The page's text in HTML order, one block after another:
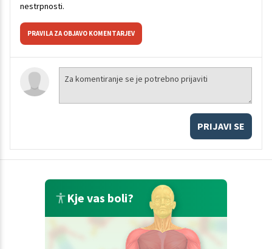
nestrpnosti.
PRAVILA ZA OBJAVO KOMENTARJEV
PRIJAVI SE
Kje vas boli?